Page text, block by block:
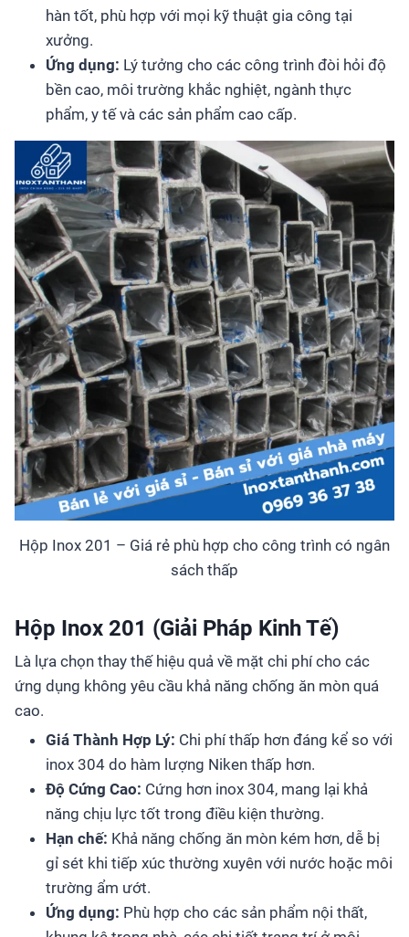
hàn tốt, phù hợp với mọi kỹ thuật gia công tại
xưởng.
Ứng dụng: Lý tưởng cho các công trình đòi hỏi độ
bền cao, môi trường khắc nghiệt, ngành thực
phẩm, y tế và các sản phẩm cao cấp.
Hộp Inox 201 – Giá rẻ phù hợp cho công trình có ngân
sách thấp
Hộp Inox 201 (Giải Pháp Kinh Tế)
Là lựa chọn thay thế hiệu quả về mặt chi phí cho các
ứng dụng không yêu cầu khả năng chống ăn mòn quá
cao.
Giá Thành Hợp Lý: Chi phí thấp hơn đáng kể so với
inox 304 do hàm lượng Niken thấp hơn.
Độ Cứng Cao: Cứng hơn inox 304, mang lại khả
năng chịu lực tốt trong điều kiện thường.
Hạn chế: Khả năng chống ăn mòn kém hơn, dễ bị
gỉ sét khi tiếp xúc thường xuyên với nước hoặc môi
trường ẩm ướt.
Ứng dụng: Phù hợp cho các sản phẩm nội thất,